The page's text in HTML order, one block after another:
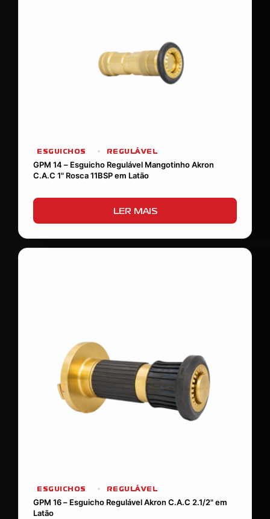
ESGUICHOS
REGULÁVEL
GPM 14 – Esguicho Regulável Mangotinho Akron
C.A.C 1" Rosca 11BSP em Latão
LER MAIS
ESGUICHOS
REGULÁVEL
GPM 16 – Esguicho Regulável Akron C.A.C 2.1/2" em
Latão